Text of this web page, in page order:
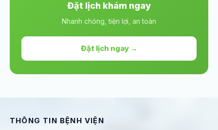
Đặt lịch khám ngay
Nhanh chóng, tiện lợi, an toàn
Đặt lịch ngay →
THÔNG TIN BỆNH VIỆN